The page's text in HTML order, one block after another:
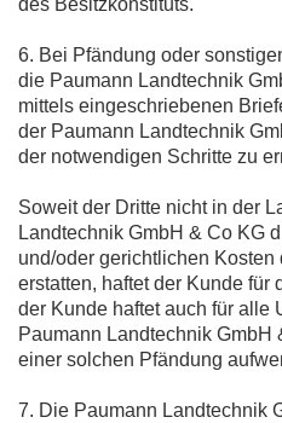
des Besitzkonstituts.
6. Bei Pfändung oder
die Paumann Landtechnik
mittels eingeschriebenen
der Paumann Landtechnik
der notwendigen Schritte zu
Soweit der Dritte nicht in der
Landtechnik GmbH & Co KG
und/oder gerichtlichen Kosten
erstatten, haftet der Kunde für
der Kunde haftet auch für alle
Paumann Landtechnik GmbH
einer solchen Pfändung
7. Die Paumann Landtechnik